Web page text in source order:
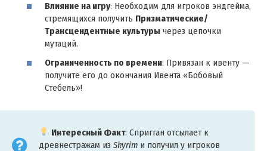
Влияние на игру: Необходим для игроков эндгейма,
стремящихся получить Призматические/
Трансцендентные культуры через цепочки
мутаций.
Ограниченность по времени: Привязан к ивенту —
получите его до окончания Ивента «Бобовый
Стебель»!
Интересный Факт: Спригган отсылает к
древнестражам из Skyrim и получил у игроков